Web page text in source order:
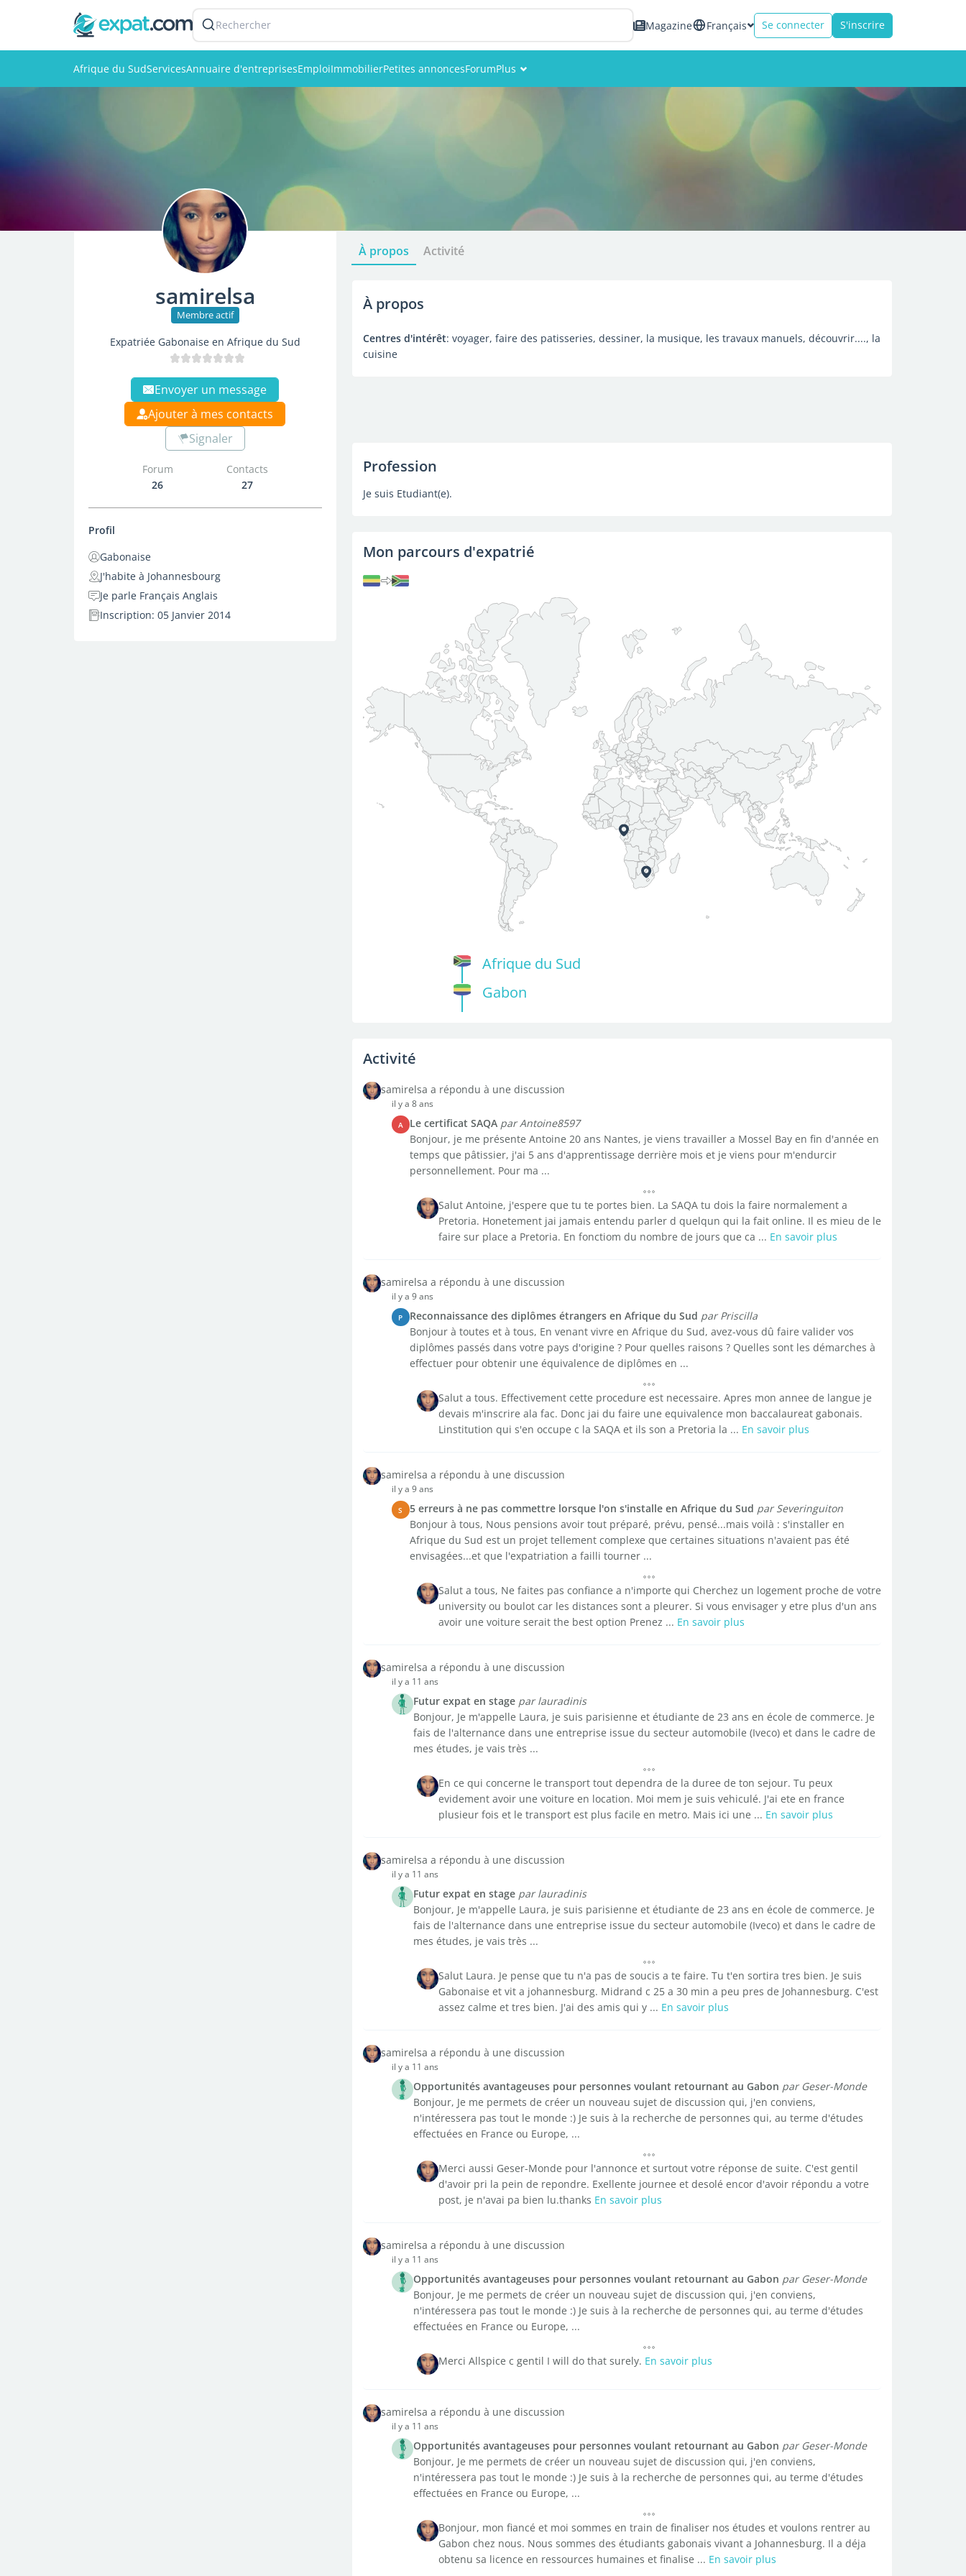
Rechercher Magazine Français Se connecter S'inscrire
Afrique du SudServicesAnnuaire d'entreprisesEmploiImmobilierPetites annoncesForumPlus
samirelsa
Membre actif
Expatriée Gabonaise en Afrique du Sud
Envoyer un message
Ajouter à mes contacts
Signaler
Forum
26
Contacts
27
Profil
Gabonaise
J'habite à Johannesbourg
Je parle Français Anglais
Inscription: 05 Janvier 2014
À propos Activité
À propos
Centres d'intérêt: voyager, faire des patisseries, dessiner, la musique, les travaux manuels, découvrir...., la
cuisine
Profession
Je suis Etudiant(e).
Mon parcours d'expatrié
Afrique du Sud
Gabon
Activité
samirelsa a répondu à une discussion
il y a 8 ans
A Le certificat SAQA par Antoine8597
Bonjour, je me présente Antoine 20 ans Nantes, je viens travailler a Mossel Bay en fin d'année en
temps que pâtissier, j'ai 5 ans d'apprentissage derrière mois et je viens pour m'endurcir
personnellement. Pour ma ...
Salut Antoine, j'espere que tu te portes bien. La SAQA tu dois la faire normalement a
Pretoria. Honetement jai jamais entendu parler d quelqun qui la fait online. Il es mieu de le
faire sur place a Pretoria. En fonctiom du nombre de jours que ca ... En savoir plus
samirelsa a répondu à une discussion
il y a 9 ans
P Reconnaissance des diplômes étrangers en Afrique du Sud par Priscilla
Bonjour à toutes et à tous, En venant vivre en Afrique du Sud, avez-vous dû faire valider vos
diplômes passés dans votre pays d'origine ? Pour quelles raisons ? Quelles sont les démarches à
effectuer pour obtenir une équivalence de diplômes en ...
Salut a tous. Effectivement cette procedure est necessaire. Apres mon annee de langue je
devais m'inscrire ala fac. Donc jai du faire une equivalence mon baccalaureat gabonais.
Linstitution qui s'en occupe c la SAQA et ils son a Pretoria la ... En savoir plus
samirelsa a répondu à une discussion
il y a 9 ans
S 5 erreurs à ne pas commettre lorsque l'on s'installe en Afrique du Sud par Severinguiton
Bonjour à tous, Nous pensions avoir tout préparé, prévu, pensé...mais voilà : s'installer en
Afrique du Sud est un projet tellement complexe que certaines situations n'avaient pas été
envisagées...et que l'expatriation a failli tourner ...
Salut a tous, Ne faites pas confiance a n'importe qui Cherchez un logement proche de votre
university ou boulot car les distances sont a pleurer. Si vous envisager y etre plus d'un ans
avoir une voiture serait the best option Prenez ... En savoir plus
samirelsa a répondu à une discussion
il y a 11 ans
Futur expat en stage par lauradinis
Bonjour, Je m'appelle Laura, je suis parisienne et étudiante de 23 ans en école de commerce. Je
fais de l'alternance dans une entreprise issue du secteur automobile (Iveco) et dans le cadre de
mes études, je vais très ...
En ce qui concerne le transport tout dependra de la duree de ton sejour. Tu peux
evidement avoir une voiture en location. Moi mem je suis vehiculé. J'ai ete en france
plusieur fois et le transport est plus facile en metro. Mais ici une ... En savoir plus
samirelsa a répondu à une discussion
il y a 11 ans
Futur expat en stage par lauradinis
Bonjour, Je m'appelle Laura, je suis parisienne et étudiante de 23 ans en école de commerce. Je
fais de l'alternance dans une entreprise issue du secteur automobile (Iveco) et dans le cadre de
mes études, je vais très ...
Salut Laura. Je pense que tu n'a pas de soucis a te faire. Tu t'en sortira tres bien. Je suis
Gabonaise et vit a johannesburg. Midrand c 25 a 30 min a peu pres de Johannesburg. C'est
assez calme et tres bien. J'ai des amis qui y ... En savoir plus
samirelsa a répondu à une discussion
il y a 11 ans
Opportunités avantageuses pour personnes voulant retournant au Gabon par Geser-Monde
Bonjour, Je me permets de créer un nouveau sujet de discussion qui, j'en conviens,
n'intéressera pas tout le monde :) Je suis à la recherche de personnes qui, au terme d'études
effectuées en France ou Europe, ...
Merci aussi Geser-Monde pour l'annonce et surtout votre réponse de suite. C'est gentil
d'avoir pri la pein de repondre. Exellente journee et desolé encor d'avoir répondu a votre
post, je n'avai pa bien lu.thanks En savoir plus
samirelsa a répondu à une discussion
il y a 11 ans
Opportunités avantageuses pour personnes voulant retournant au Gabon par Geser-Monde
Bonjour, Je me permets de créer un nouveau sujet de discussion qui, j'en conviens,
n'intéressera pas tout le monde :) Je suis à la recherche de personnes qui, au terme d'études
effectuées en France ou Europe, ...
Merci Allspice c gentil I will do that surely. En savoir plus
samirelsa a répondu à une discussion
il y a 11 ans
Opportunités avantageuses pour personnes voulant retournant au Gabon par Geser-Monde
Bonjour, Je me permets de créer un nouveau sujet de discussion qui, j'en conviens,
n'intéressera pas tout le monde :) Je suis à la recherche de personnes qui, au terme d'études
effectuées en France ou Europe, ...
Bonjour, mon fiancé et moi sommes en train de finaliser nos études et voulons rentrer au
Gabon chez nous. Nous sommes des étudiants gabonais vivant a Johannesburg. Il a déja
obtenu sa licence en ressources humaines et finalise ... En savoir plus